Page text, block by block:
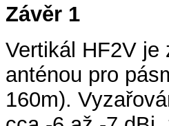
Závěr 1
Vertikál HF2V
anténou pro
160m).